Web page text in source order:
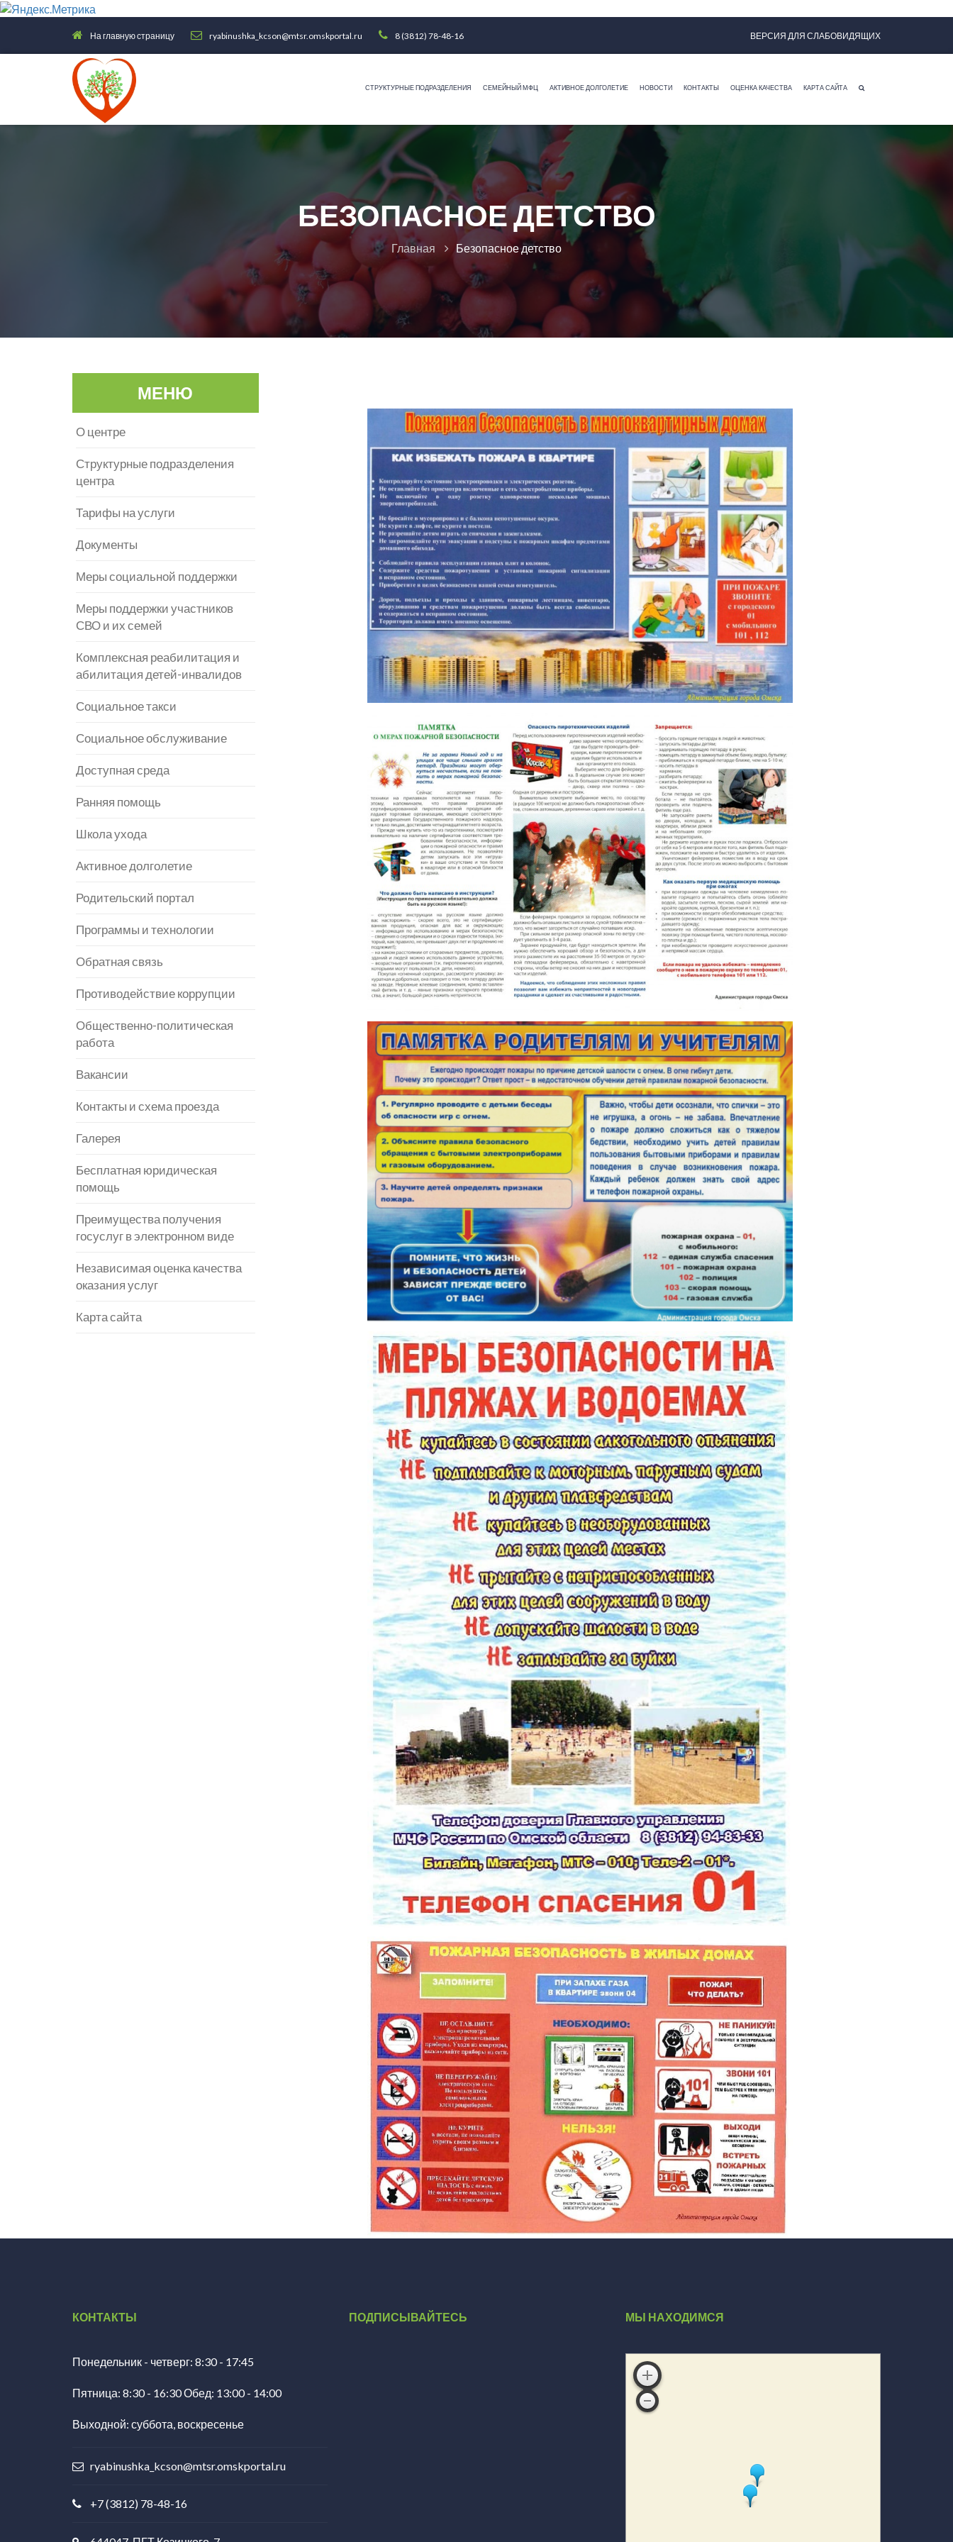
На главную страницу ryabinushka_kcson@mtsr.omskportal.ru 8 (3812) 78-48-16 ВЕРСИЯ ДЛЯ СЛАБОВИДЯЩИХ
СТРУКТУРНЫЕ ПОДРАЗДЕЛЕНИЯ СЕМЕЙНЫЙ МФЦ АКТИВНОЕ ДОЛГОЛЕТИЕ НОВОСТИ КОНТАКТЫ ОЦЕНКА КАЧЕСТВА КАРТА САЙТА
БЕЗОПАСНОЕ ДЕТСТВО
Главная Безопасное детство
МЕНЮ
О центре
Структурные подразделения
центра
Тарифы на услуги
Документы
Меры социальной поддержки
Меры поддержки участников
СВО и их семей
Комплексная реабилитация и
абилитация детей-инвалидов
Социальное такси
Социальное обслуживание
Доступная среда
Ранняя помощь
Школа ухода
Активное долголетие
Родительский портал
Программы и технологии
Обратная связь
Противодействие коррупции
Общественно-политическая
работа
Вакансии
Контакты и схема проезда
Галерея
Бесплатная юридическая
помощь
Преимущества получения
госуслуг в электронном виде
Независимая оценка качества
оказания услуг
Карта сайта
КОНТАКТЫ
Понедельник - четверг: 8:30 - 17:45
Пятница: 8:30 - 16:30 Обед: 13:00 - 14:00
Выходной: суббота, воскресенье
ryabinushka_kcson@mtsr.omskportal.ru
+7 (3812) 78-48-16
ПОДПИСЫВАЙТЕСЬ МЫ НАХОДИМСЯ